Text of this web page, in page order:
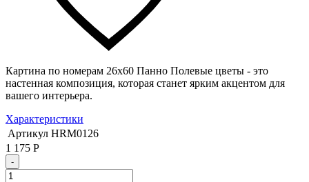
Картина по номерам 26х60 Панно Полевые цветы - это
настенная композиция, которая станет ярким акцентом для
вашего интерьера.
Характеристики
Артикул HRM0126
1 175 Р
-